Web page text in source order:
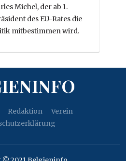
Michel, der ab 1.
des EU-Rates die
mitbestimmen wird.
Redaktion
Verein